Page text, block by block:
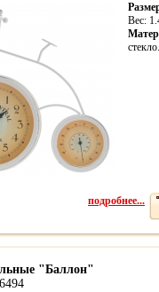
Вес:
стекло.
подробнее...
"Баллон"